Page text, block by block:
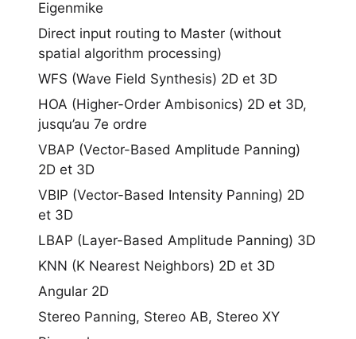
Eigenmike
Direct input routing to Master (without
spatial algorithm processing)
WFS (Wave Field Synthesis) 2D et 3D
HOA (Higher-Order Ambisonics) 2D et 3D,
jusqu’au 7e ordre
VBAP (Vector-Based Amplitude Panning)
2D et 3D
VBIP (Vector-Based Intensity Panning) 2D
et 3D
LBAP (Layer-Based Amplitude Panning) 3D
KNN (K Nearest Neighbors) 2D et 3D
Angular 2D
Stereo Panning, Stereo AB, Stereo XY